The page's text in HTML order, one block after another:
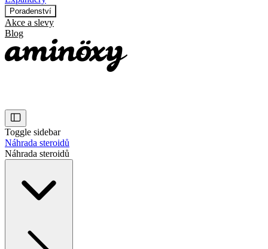
Poradenství
Akce a slevy
Blog
Toggle sidebar
Náhrada steroidů
Náhrada steroidů